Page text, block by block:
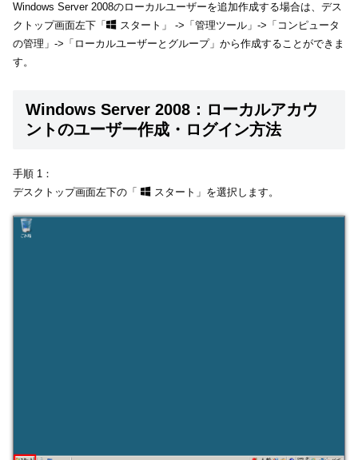
Windows Server 2008のローカルユーザーを追加作成する場合は、デス
クトップ画面左下「
スタート」 ->「管理ツール」->「コンピュータ
の管理」->「ローカルユーザーとグループ」から作成することができま
す。
Windows Server 2008：ローカルアカウ
ントのユーザー作成・ログイン方法
手順 1：
デスクトップ画面左下の「
スタート」を選択します。